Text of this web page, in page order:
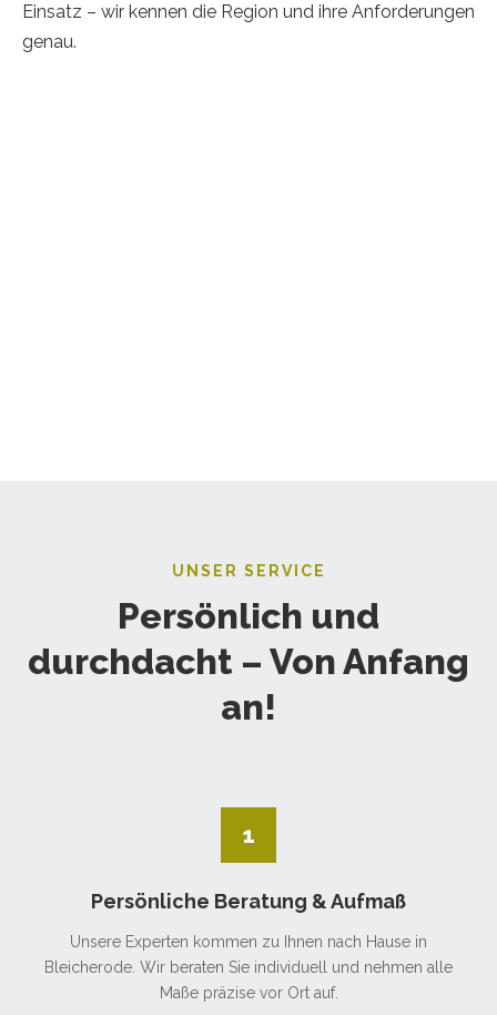
Einsatz – wir kennen die Region und ihre Anforderungen
genau.
UNSER SERVICE
Persönlich und
durchdacht – Von Anfang
an!
1
Persönliche Beratung & Aufmaß
Unsere Experten kommen zu Ihnen nach Hause in
Bleicherode. Wir beraten Sie individuell und nehmen alle
Maße präzise vor Ort auf.